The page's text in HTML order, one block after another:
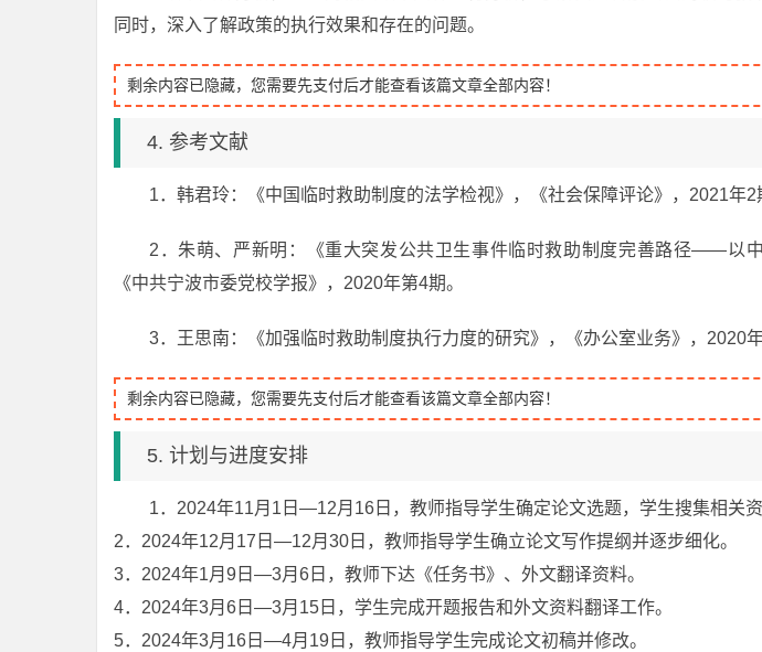
同时，深入了解政策的执行效果和存在的问题。
剩余内容已隐藏，您需要先支付后才能查看该篇文章全部内容！
4. 参考文献
1．韩君玲：《中国临时救助制度的法学检视》，《社会保障评论》，2021年2
2．朱萌、严新明：《重大突发公共卫生事件临时救助制度完善路径——以中
《中共宁波市委党校学报》，2020年第4期。
3．王思南：《加强临时救助制度执行力度的研究》，《办公室业务》，2020年
剩余内容已隐藏，您需要先支付后才能查看该篇文章全部内容！
5. 计划与进度安排
1．2024年11月1日—12月16日，教师指导学生确定论文选题，学生搜集相关资
2．2024年12月17日—12月30日，教师指导学生确立论文写作提纲并逐步细化。
3．2024年1月9日—3月6日，教师下达《任务书》、外文翻译资料。
4．2024年3月6日—3月15日，学生完成开题报告和外文资料翻译工作。
5．2024年3月16日—4月19日，教师指导学生完成论文初稿并修改。